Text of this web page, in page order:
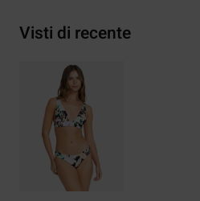
Visti di recente